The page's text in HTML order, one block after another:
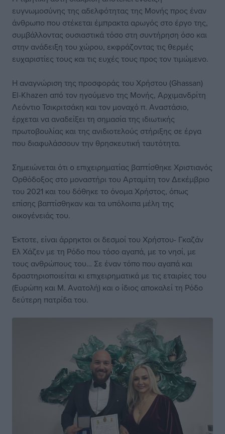
ευγνωμοσύνης της αδελφότητας της Μονής προς έναν
άνθρωπο που στέκεται έμπρακτα αρωγός στο έργο της,
συμβάλλοντας ουσιαστικά τόσο στη συντήρηση όσο και
στην ανάδειξη του χώρου, εκφράζοντας τις θερμές
ευχαριστίες τους και τις ευχές τους προς τον τιμώμενο.
Η αναγνώριση της προσφοράς του Χρήστου (Ghassan)
El-Khazen από τον ηγούμενο της Μονής, Αρχιμανδρίτη
Λεόντιο Τσικριτσάκη και τον μοναχό π. Αναστάσιο,
έρχεται να αναδείξει τη σημασία της ιδιωτικής
πρωτοβουλίας και της ανιδιοτελούς στήριξης σε έργα
που διαφυλάσσουν την θρησκευτική ταυτότητα.
Σημειώνεται ότι ο επιχειρηματίας βαπτίσθηκε Χριστιανός
Ορθόδοξος στο μοναστήρι του Αρταμίτη τον Δεκέμβριο
του 2021 και του δόθηκε το όνομα Χρήστος, όπως
επίσης βαπτίσθηκαν και τα υπόλοιπα μέλη της
οικογένειάς του.
Έκτοτε, είναι άρρηκτοι οι δεσμοί του Χρήστου- Γκαζάν
Ελ Χάζεν με τη Ρόδο που τόσο αγαπά, με το νησί, με
τους ανθρώπους του… Σε έναν τόπο που αγαπά και
δραστηριοποιείται κι επιχειρηματικά με τις εταιρίες του
(Ευρώπη και Μ. Ανατολή) και ο ίδιος αποκαλεί τη Ρόδο
δεύτερη πατρίδα του.